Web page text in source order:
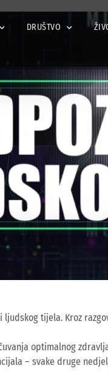
DRUŠTVO
tijela. Kroz
optimalnog
– svake druge